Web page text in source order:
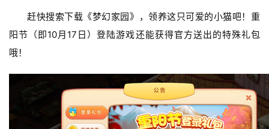
海
赶快搜索下载《梦幻家园》，领养这只可爱的小猫吧！重
阳节（即10月17日）登陆游戏还能获得官方送出的特殊礼包
哦！